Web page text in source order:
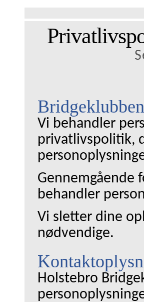
Vi behandler
privatlivspolitik,
Gennemgående
behandler
Vi sletter dine
nødvendige.
Holstebro